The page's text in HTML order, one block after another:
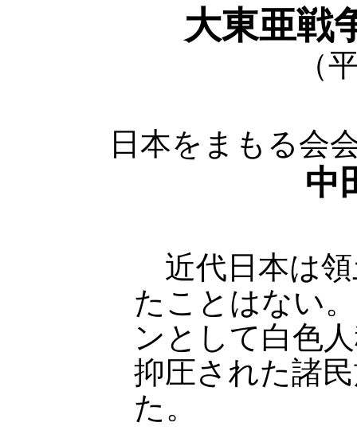
大東亜戦
（
日本をまもる会
中
近代日本は領
たことはない
ンとして白色
抑圧された諸
た。